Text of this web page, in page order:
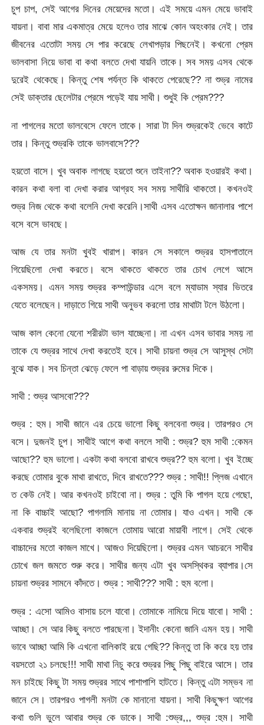
চুপ চাপ, সেই আগের দিনের মেয়েদের মতো। এই সময়ে এমন মেয়ে ভাবাই
যায়না। বাবা মার একমাত্র মেয়ে হলেও তার মাঝে কোন অহংকার নেই। তার
জীবনের এতোটা সময় সে পার করেছে লেখাপড়ার পিছনেই। কখনো প্রেম
ভালবাসা নিয়ে ভাবা বা কথা বলতে দেখা যায়নি তাকে। সব সময় এসব থেকে
দুরেই থেকেছে। কিন্তু শেষ পর্যন্ত কি থাকতে পেরেছে?? না শুভ্র নামের
সেই ডাক্তার ছেলেটার প্রেমে পড়েই যায় সাথী। শুধুই কি প্রেম???
না পাগলের মতো ভালবেসে ফেলে তাকে। সারা টা দিন শুভ্রকেই ভেবে কাটে
তার। কিন্তু শুভ্রকি তাকে ভালবাসে???
হয়তো বাসে। খুব অবাক লাগছে হয়তো শুনে তাইনা?? অবাক হওয়ারই কথা।
কারন কথা বলা বা দেখা করার আগ্রহ সব সময় সাথীরি থাকতো। কখনওই
শুভ্র নিজ থেকে কথা বলেনি দেখা করেনি।সাথী এসব এতোক্ষন জানালার পাশে
বসে বসে ভাবছে।
আজ যে তার মনটা খুবই খারাপ। কারন সে সকালে শুভ্রর হাসপাতালে
গিয়েছিলো দেখা করতে। বসে থাকতে থাকতে তার চোখ লেগে আসে
একসময়। এমন সময় শুভ্রর কম্পাউন্ডার এসে বলে ম্যাডাম স্যার ভিতরে
যেতে বলেছেন। দাড়াতে গিয়ে সাথী অনুভব করলো তার মাথাটা টলে উঠলো।
আজ কাল কেনো যেনো শরীরটা ভাল যাচ্ছেনা। না এখন এসব ভাবার সময় না
তাকে যে শুভ্রর সাথে দেখা করতেই হবে। সাথী চায়না শুভ্র সে আসুস্থ সেটা
বুঝে যাক। সব চিন্তা ঝেড়ে ফেলে পা বাড়ায় শুভ্রর রুমের দিকে।
সাথী : শুভ্র আসবো???
শুভ্র : হুম। সাথী জানে এর চেয়ে ভালো কিছু বলবেনা শুভ্র। তারপরও সে
বসে। দুজনই চুপ। সাথীই আগে কথা বললে সাথী : শুভ্র? হুম সাথী :কেমন
আছো?? হুম ভালো। একটা কথা বলবো রাখবে শুভ্র?? হুম বলো। খুব ইচ্ছে
করছে তোমার বুকে মাথা রাখতে, দিবে রাখতে??? শুভ্র : সাথী!! প্লিজ এখানে
ত কেউ নেই। আর কখনওই চাইবো না। শুভ্র : তুমি কি পাগল হয়ে গেছো,
না কি বাচ্চাই আছো? পাগলামি মানায় না তোমার। যাও এখন। সাথী কে
একবার শুভ্রই বলেছিলো কাজলে তোমায় আরো মায়াবী লাগে। সেই থেকে
বাচ্চাদের মতো কাজল মাখে। আজও দিয়েছিলো। শুভ্রর এমন আচরনে সাথীর
চোখে জল জমতে শুরু করে। সাথীর জন্য এটা খুব অসস্থিকর ব্যাপার।সে
চায়না শুভ্রর সামনে কাঁদতে। শুভ্র : সাথী??? সাথী : হুম বলো।
শুভ্র : এসো আমিও বাসায় চলে যাবো। তোমাকে নামিয়ে দিয়ে যাবো। সাথী :
আচ্ছা। সে আর কিছু বলতে পারছেনা। ইদানীং কেনো জানি এমন হয়। সাথী
ভাবে আচ্ছা আমি কি এখনো বালিকাই রয়ে গেছি?? কিন্তু তা কি করে হয় তার
বয়সতো ২১ চলছে!!! সাথী মাথা নিচু করে শুভ্রর পিছু পিছু বাইরে আসে। তার
মন চাইছে কিছু টা সময় শুভ্রর সাথে পাশাপাশি হাটতে। কিন্তু এটা সম্ভব না
জানে সে। তারপরও পাগলী মনটা কে মানানো যায়না। সাথী কিছুক্ষণ আগের
কথা গুলি ভুলে আবার শুভ্র কে ডাকে। সাথী :শুভ্র,,, শুভ্র :হুম। সাথী